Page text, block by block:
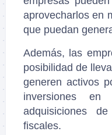
aprovecharlos en
que puedan
Además, las
posibilidad de
generen activos
inversiones en
adquisiciones
fiscales.